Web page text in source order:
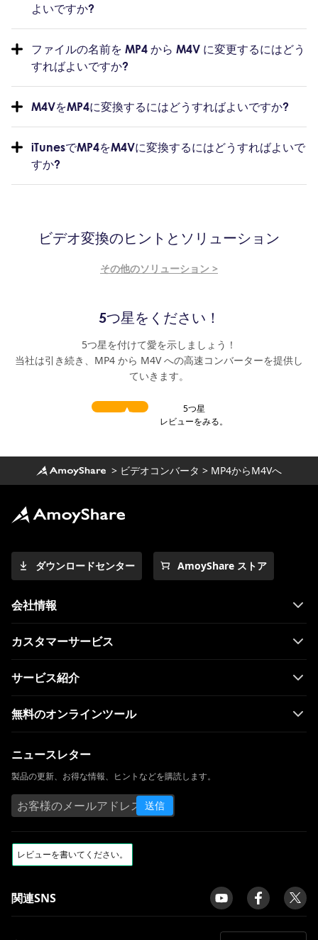
よいですか?
ファイルの名前を MP4 から M4V に変更するにはどう
すればよいですか?
M4VをMP4に変換するにはどうすればよいですか?
iTunesでMP4をM4Vに変換するにはどうすればよいで
すか?
ビデオ変換のヒントとソリューション
その他のソリューション >
5つ星をください！
5つ星を付けて愛を示しましょう！
当社は引き続き、MP4 から M4V への高速コンバーターを提供し
ていきます。
5つ星
レビューをみる。
> ビデオコンバータ > MP4からM4Vへ
ダウンロードセンター AmoyShare ストア
会社情報
カスタマーサービス
サービス紹介
無料のオンラインツール
ニュースレター
製品の更新、お得な情報、ヒントなどを購読します。
送信
関連SNS